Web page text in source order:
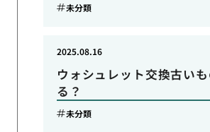
未分類
ウォシュレット交換古い
る？
2025.08.16
未分類